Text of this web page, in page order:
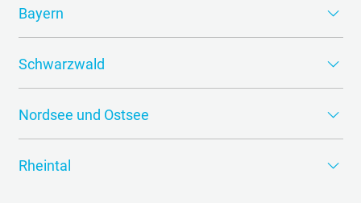
Bayern
die historische Stadt München.
Schwarzwald
Wanderwege.
Nordsee und Ostsee
Atmosphäre.
Rheintal